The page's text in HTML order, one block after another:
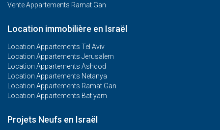
Vente Appartements Ramat Gan
Location immobilière en Israël
Location Appartements Tel Aviv
Location Appartements Jerusalem
Location Appartements Ashdod
Location Appartements Netanya
Location Appartements Ramat Gan
Location Appartements Bat yam
Projets Neufs en Israël